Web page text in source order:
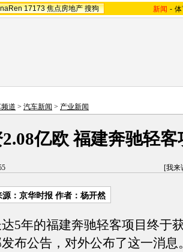
17173 焦点房地产 搜狗 新闻 -
道 > 汽车新闻 > 产业新闻
亿欧 福建奔驰轻
[我来
源：京华时报 作者：杨开然
年的福建奔驰轻客项目终于
布公告，对外公布了这一消息